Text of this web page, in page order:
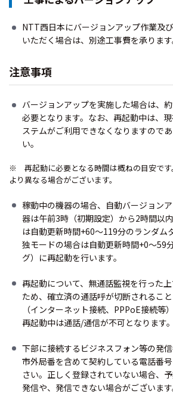
NTT西日本にバージョンアップ作業及
いただく場合は、別途工事費を承ります
注意事項
バージョンアップを実施した場合は、
必要となります。なお、再起動中は、
ステムがご利用できなくなりますので
い。
※ 再起動に必要となる時間は概ねの目安です
より異なる場合がございます。
稼動中の機器の場合、自動バージョン
器は午前3時（初期設定）から2時間以
は自動更新時間+60～119分のランダム
独モードの場合は自動更新時間+0～59
グ）に再起動を行います。
再起動について、無通話監視を行った
ため、確立済の通話呼が切断されるこ
（インターネット接続、PPPoE接続等
再起動中は通話/通信が不可となります。
下部に接続するビジネスフォン等の発信
市外局番を含めて契約している電話番
さい。正しく登録されていない場合、
発信や、発信できない場合がございます